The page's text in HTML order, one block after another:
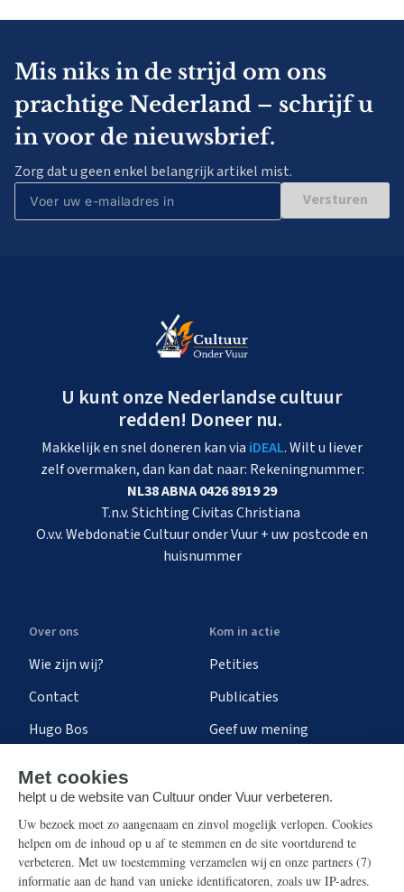
Mis niks in de strijd om ons
prachtige Nederland – schrijf u
in voor de nieuwsbrief.
Zorg dat u geen enkel belangrijk artikel mist.
Versturen
U kunt onze Nederlandse cultuur
redden! Doneer nu.
Makkelijk en snel doneren kan via iDEAL. Wilt u liever
zelf overmaken, dan kan dat naar: Rekeningnummer:
NL38 ABNA 0426 8919 29
T.n.v. Stichting Civitas Christiana
O.v.v. Webdonatie Cultuur onder Vuur + uw postcode en
huisnummer
Over ons
Wie zijn wij?
Contact
Hugo Bos
Kom in actie
Petities
Publicaties
Geef uw mening
Steun ons
Nieuwsbrief
Eenmalig
Info
Contact
Ontvang onze Telegram-